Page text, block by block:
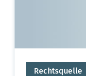
Rechtsquelle